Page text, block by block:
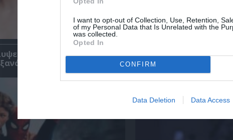
I want to opt-out of Collection, Use, Retention,
of my Personal Data that Is Unrelated with the
was collected.
Opted In
CONFIRM
Data Deletion Data Access
ότι δεν θέλει να
σε ταινία
Προβολές με
Κινηματογράφο